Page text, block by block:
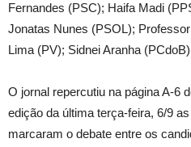
Fernandes (PSC); Haifa Madi
Jonatas Nunes (PSOL);
Lima (PV); Sidnei Aranha
O jornal repercutiu na página A-6
edição da última terça-feira, 6/9
marcaram o debate entre os